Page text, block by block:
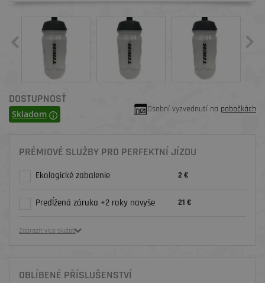
DOSTUPNOSŤ
Skladom Osobní vyzvednutí na pobočkách
PRÉMIOVÉ SLUŽBY PRO PERFEKTNÍ JÍZDU
Ekologické zabalenie 2 €
Predĺžená záruka +2 roky navyše 21 €
Zobrazit více služeb
OBLÍBENÉ PŘÍSLUŠENSTVÍ